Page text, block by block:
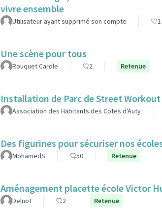
vivre ensemble
Utilisateur ayant supprimé son compte 1
Une scène pour tous
Rouquet Carole 2 Retenue
Installation de Parc de Street
Association des Habitants des Cotes d'Auty
Des figurines pour sécuriser nos
MohamedS 50 Retenue
Aménagement placette école Victor
Delnot 2 Retenue